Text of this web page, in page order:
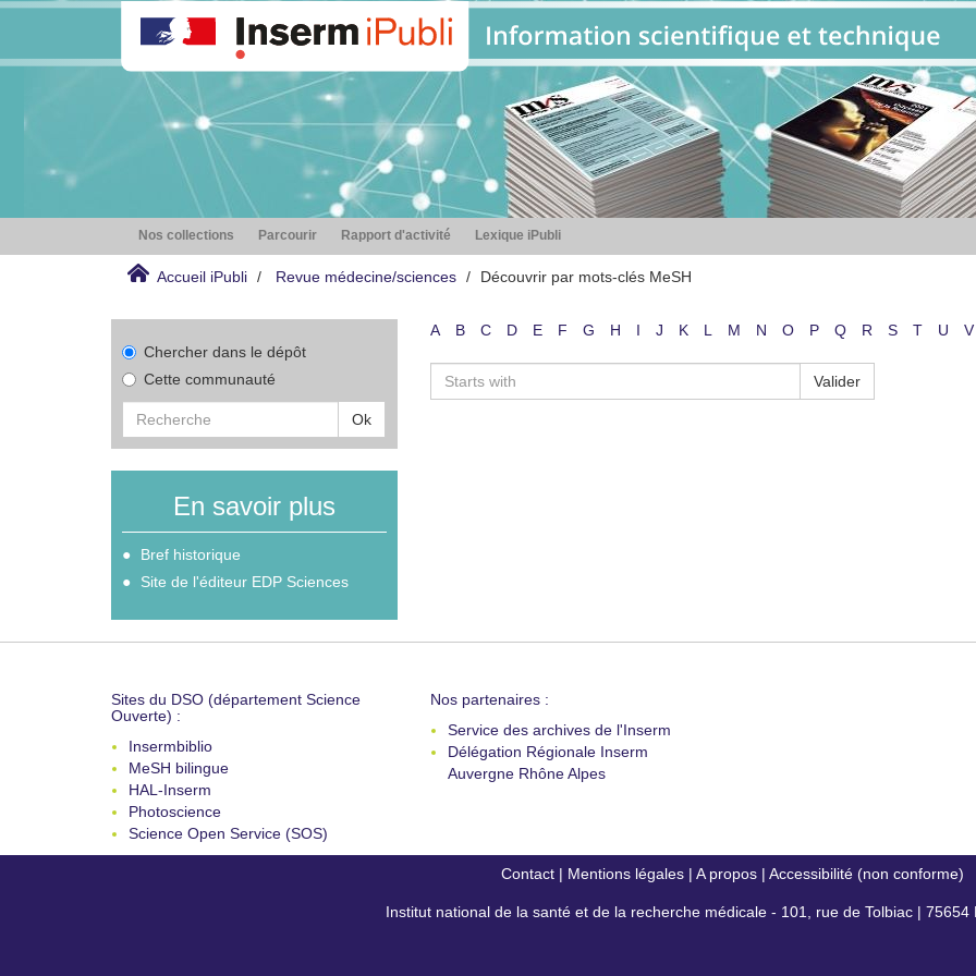
Nos collections Parcourir Rapport d'activité Lexique iPubli
Accueil iPubli Revue médecine/sciences Découvrir par mots-clés MeSH
Chercher dans le dépôt
Cette communauté
Ok
En savoir plus
Bref historique
Site de l'éditeur EDP Sciences
A B C D E F G H I J K L M N O P Q R S T U V
Valider
Sites du DSO (département Science
Ouverte) :
Insermbiblio
MeSH bilingue
HAL-Inserm
Photoscience
Science Open Service (SOS)
Nos partenaires :
Service des archives de l'Inserm
Délégation Régionale Inserm
Auvergne Rhône Alpes
Contact| Mentions légales| A propos| Accessibilité (non conforme)
Institut national de la santé et de la recherche médicale - 101, rue de Tolbiac | 75654